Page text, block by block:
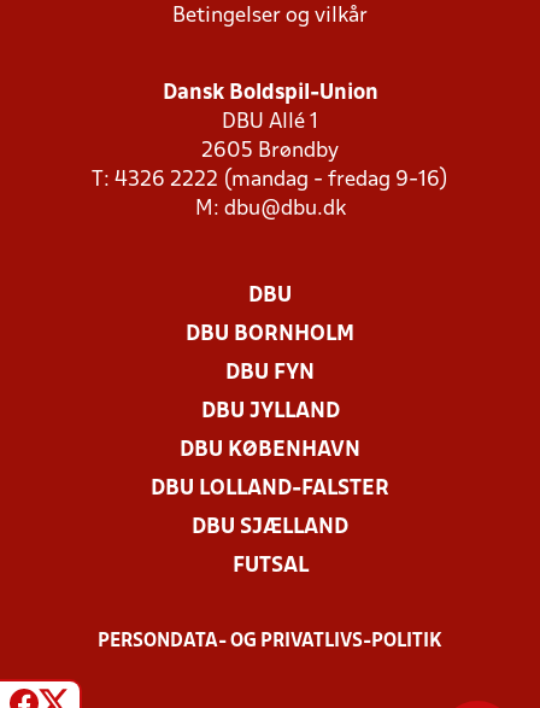
Betingelser og vilkår
Dansk Boldspil-Union
DBU Allé 1
2605 Brøndby
T: 4326 2222 (mandag - fredag 9-16)
M: dbu@dbu.dk
DBU
DBU BORNHOLM
DBU FYN
DBU JYLLAND
DBU KØBENHAVN
DBU LOLLAND-FALSTER
DBU SJÆLLAND
FUTSAL
PERSONDATA- OG PRIVATLIVS-POLITIK